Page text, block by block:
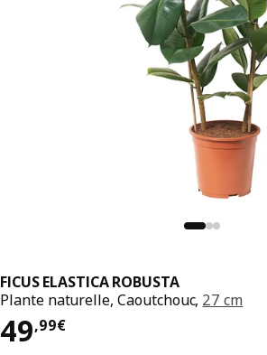
FICUS ELASTICA ROBUSTA
Plante naturelle, Caoutchouc, 27 cm
49,99€
49,99€